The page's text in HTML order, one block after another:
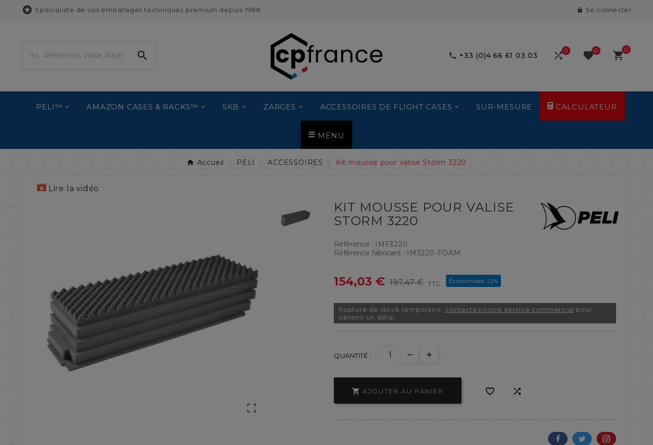
 Spécialiste de vos emballages techniques premium depuis 1988  Se connecter
  +33 (0)4 66 61 03 03 0 0 
0
PELI™ AMAZON CASES & RACKS™ SKB ZARGES ACCESSOIRES DE FLIGHT CASES SUR-MESURE CALCULATEUR
MENU
Accueil PELI ACCESSOIRES Kit mousse pour valise Storm 3220
Lire la vidéo

KIT MOUSSE POUR VALISE
STORM 3220
Référence : IMF3220
Référence fabricant : IM3220-FOAM
154,03 € 197,47 € TTC Économisez 22%
Rupture de stock temporaire, contactez notre service commercial pour
obtenir un délai.
QUANTITÉ :
 AJOUTER AU PANIER  